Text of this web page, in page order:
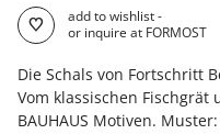
add to wishlist -
or inquire at FORMOST
Die Schals von Fortschritt
Vom klassischen
BAUHAUS Motiven.